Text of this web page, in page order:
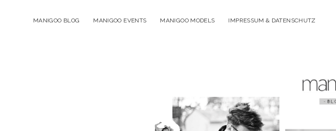
MANIGOO BLOG MANIGOO EVENTS MANIGOO MODELS IMPRESSUM & DATENSCHUTZ